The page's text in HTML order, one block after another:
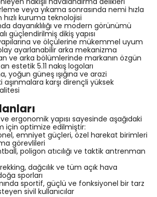
veya yıkama sonrasında nemi hızla
hızlı kuruma teknolojisi
dayanıklılığı ve modern görünümü
güçlendirilmiş dikiş yapısı
ve ölçülerine mükemmel uyum
ayarlanabilir arka mekanizma
ve arka bölümlerinde markanın özgün
estetik 5.11 nakış logoları
yoğun güneş ışığına ve arazi
aşınmalara karşı dirençli yüksek
ergonomik yapısı sayesinde aşağıdaki
için optimize edilmiştir:
emniyet güçleri, özel harekat birimleri
görevlileri
poligon atıcılığı ve taktik antrenman
dağcılık ve tüm açık hava
sporları
sportif, güçlü ve fonksiyonel bir tarz
sivil kullanıcılar